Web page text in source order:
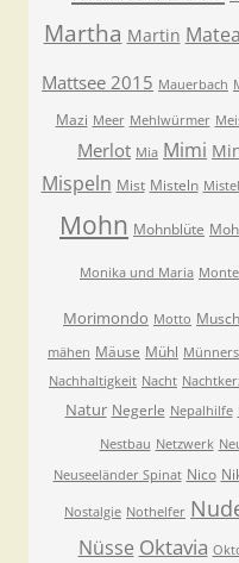
Martha Martin Matea
Mattsee 2015 Mauerbach
Mazi Meer Mehlwürmer
Merlot Mia Mimi
Mispeln Mist Misteln
Mohn Mohnblüte
Monika und Maria
Morimondo Motto
mähen Mäuse Mühl
Nachhaltigkeit Nacht
Natur Negerle Nepalhilfe
Nestbau Netzwerk
Neuseeländer Spinat Nico
Nostalgie Nothelfer
Nüsse Oktavia